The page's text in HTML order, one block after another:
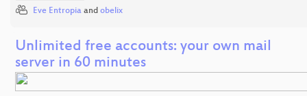
Eve Entropia and obelix
Unlimited free accounts: your own mail
server in 60 minutes